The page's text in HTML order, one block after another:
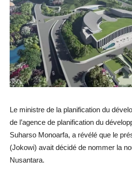
Le ministre de la planification du
de l’agence de planification du
Suharso Monoarfa, a révélé que le
(Jokowi) avait décidé de nommer la
Nusantara.